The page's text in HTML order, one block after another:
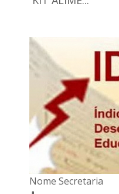
Nome Secretaria